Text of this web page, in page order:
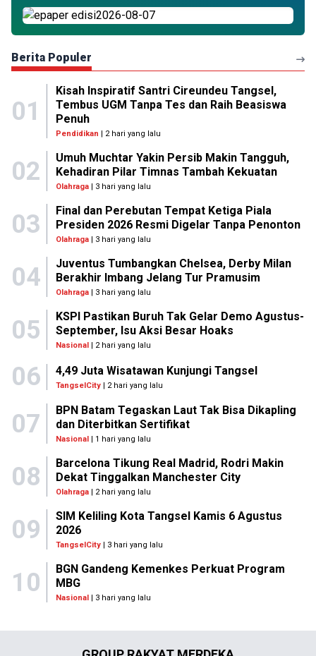
Berita Populer
01
Kisah Inspiratif Santri Cireundeu Tangsel,
Tembus UGM Tanpa Tes dan Raih Beasiswa
Penuh
Pendidikan | 2 hari yang lalu
02
Umuh Muchtar Yakin Persib Makin Tangguh,
Kehadiran Pilar Timnas Tambah Kekuatan
Olahraga| 3 hari yang lalu
03
Final dan Perebutan Tempat Ketiga Piala
Presiden 2026 Resmi Digelar Tanpa Penonton
Olahraga| 3 hari yang lalu
04
Juventus Tumbangkan Chelsea, Derby Milan
Berakhir Imbang Jelang Tur Pramusim
Olahraga| 3 hari yang lalu
05
KSPI Pastikan Buruh Tak Gelar Demo Agustus-
September, Isu Aksi Besar Hoaks
Nasional| 2 hari yang lalu
06 4,49 Juta Wisatawan Kunjungi Tangsel
TangselCity | 2 hari yang lalu
07
BPN Batam Tegaskan Laut Tak Bisa Dikapling
dan Diterbitkan Sertifikat
Nasional| 1 hari yang lalu
08
Barcelona Tikung Real Madrid, Rodri Makin
Dekat Tinggalkan Manchester City
Olahraga| 2 hari yang lalu
09
SIM Keliling Kota Tangsel Kamis 6 Agustus
2026
TangselCity| 3 hari yang lalu
10
BGN Gandeng Kemenkes Perkuat Program
MBG
Nasional| 3 hari yang lalu